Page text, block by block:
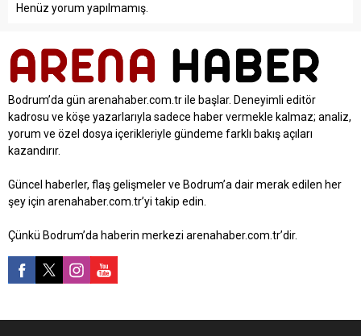
Henüz yorum yapılmamış.
Bodrum’da gün arenahaber.com.tr ile başlar. Deneyimli editör
kadrosu ve köşe yazarlarıyla sadece haber vermekle kalmaz; analiz,
yorum ve özel dosya içerikleriyle gündeme farklı bakış açıları
kazandırır.
Güncel haberler, flaş gelişmeler ve Bodrum’a dair merak edilen her
şey için arenahaber.com.tr’yi takip edin.
Çünkü Bodrum’da haberin merkezi arenahaber.com.tr’dir.